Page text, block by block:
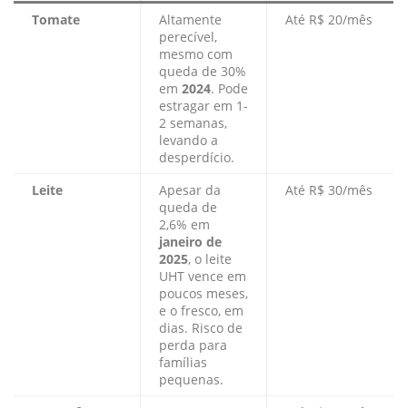
Tomate
Altamente
perecível,
mesmo com
queda de 30%
em 2024. Pode
estragar em 1-
2 semanas,
levando a
desperdício.
Até R$ 20/mês
Leite
Apesar da
queda de
2,6% em
janeiro de
2025, o leite
UHT vence em
poucos meses,
e o fresco, em
dias. Risco de
perda para
famílias
pequenas.
Até R$ 30/mês